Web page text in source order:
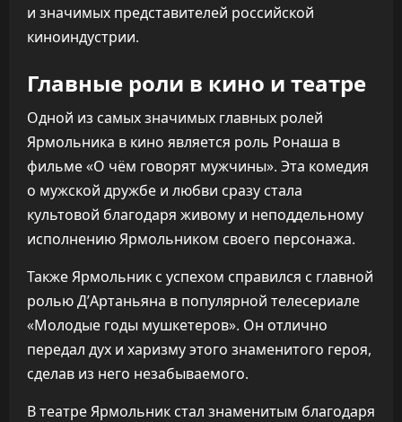
и значимых представителей российской
киноиндустрии.
Главные роли в кино и театре
Одной из самых значимых главных ролей
Ярмольника в кино является роль Ронаша в
фильме «О чём говорят мужчины». Эта комедия
о мужской дружбе и любви сразу стала
культовой благодаря живому и неподдельному
исполнению Ярмольником своего персонажа.
Также Ярмольник с успехом справился с главной
ролью Д’Артаньяна в популярной телесериале
«Молодые годы мушкетеров». Он отлично
передал дух и харизму этого знаменитого героя,
сделав из него незабываемого.
В театре Ярмольник стал знаменитым благодаря